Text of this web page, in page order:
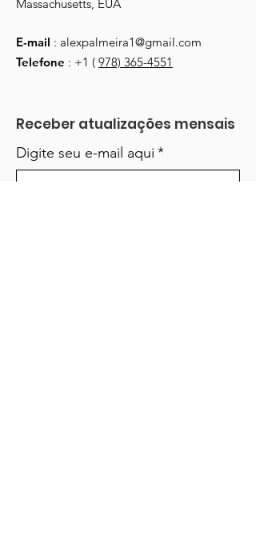
Massachusetts, EUA
E-mail : alexpalmeira1@gmail.com
Telefone : +1 ( 978) 365-4551
Receber atualizações mensais
Digite seu e-mail aqui *